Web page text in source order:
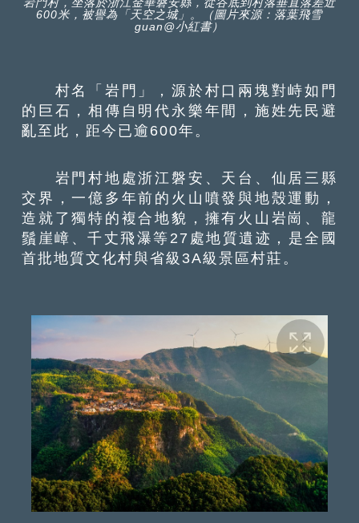
600米，被譽為「天空之城」。（圖片來源：落葉飛雪
guan@小紅書）
村名「岩門」，源於村口兩塊對峙如門
的巨石，相傳自明代永樂年間，施姓先民避
亂至此，距今已逾600年。
岩門村地處浙江磐安、天台、仙居三縣
交界，一億多年前的火山噴發與地殼運動，
造就了獨特的複合地貌，擁有火山岩崗、龍
鬚崖嶂、千丈飛瀑等27處地質遺迹，是全國
首批地質文化村與省級3A級景區村莊。